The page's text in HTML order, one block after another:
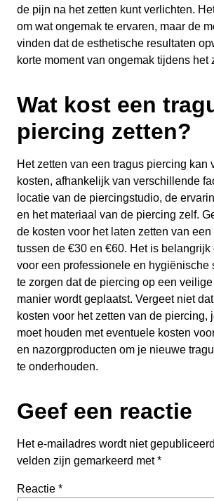
de pijn na het zetten kunt verlichten.
om wat ongemak te ervaren, maar de
vinden dat de esthetische resultaten
korte moment van ongemak tijdens het
Wat kost een
piercing zetten?
Het zetten van een tragus piercing kan
kosten, afhankelijk van verschillende
locatie van de piercingstudio, de
en het materiaal van de piercing zelf.
de kosten voor het laten zetten van
tussen de €30 en €60. Het is belangrijk
voor een professionele en hygiënische
te zorgen dat de piercing op een
manier wordt geplaatst. Vergeet niet
kosten voor het zetten van de piercing,
moet houden met eventuele kosten
en nazorgproducten om je nieuwe
te onderhouden.
Geef een reactie
Het e-mailadres wordt niet
velden zijn gemarkeerd met*
Reactie *